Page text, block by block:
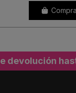
devolución